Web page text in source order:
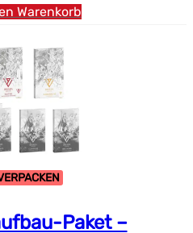
Warenkorb
Paket –